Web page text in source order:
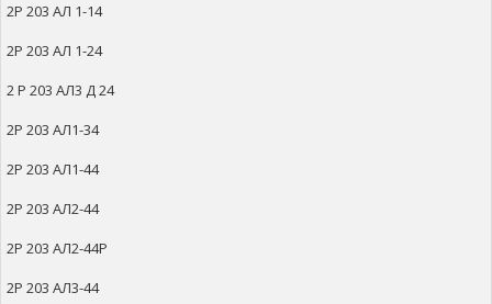
2Р 203 АЛ 1-14
2Р 203 АЛ 1-24
2 Р 203 АЛ3 Д 24
2Р 203 АЛ1-34
2Р 203 АЛ1-44
2Р 203 АЛ2-44
2Р 203 АЛ2-44Р
2Р 203 АЛ3-44